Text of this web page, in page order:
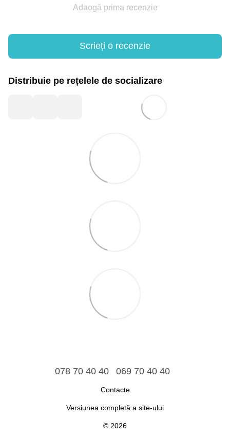
Adaogă prima recenzie
Scrieți o recenzie
Distribuie pe rețelele de socializare
078 70 40 40 069 70 40 40
Contacte
Versiunea completă a site-ului
© 2026